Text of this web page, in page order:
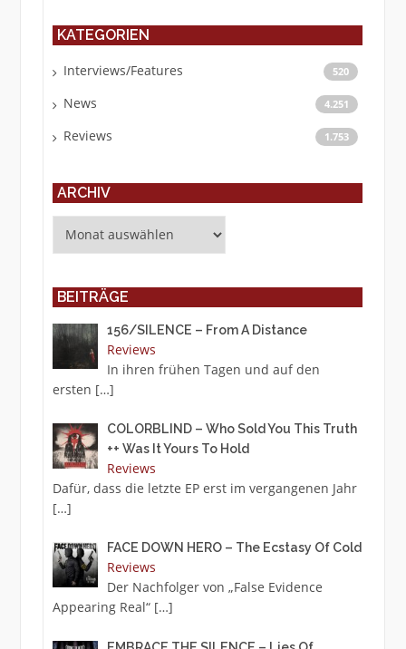
KATEGORIEN
Interviews/Features 520
News 4.251
Reviews 1.753
ARCHIV
BEITRÄGE
156/SILENCE – From A Distance
Reviews
In ihren frühen Tagen und auf den
ersten […]
COLORBLIND – Who Sold You This Truth
++ Was It Yours To Hold
Reviews
Dafür, dass die letzte EP erst im vergangenen Jahr
[…]
FACE DOWN HERO – The Ecstasy Of Cold
Reviews
Der Nachfolger von „False Evidence
Appearing Real“ […]